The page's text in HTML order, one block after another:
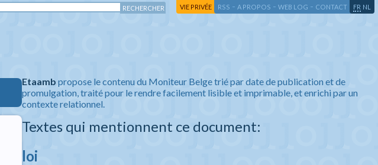
VIE PRIVÉE RSS - A PROPOS - WEB LOG - CONTACT FR NL
Etaamb propose le contenu du Moniteur Belge trié par date de publication et de
promulgation, traité pour le rendre facilement lisible et imprimable, et enrichi par un
contexte relationnel.
Textes qui mentionnent ce document:
loi